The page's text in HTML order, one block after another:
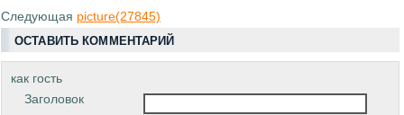
Следующая picture(27845)
ОСТАВИТЬ КОММЕНТАРИЙ
как гость
Заголовок